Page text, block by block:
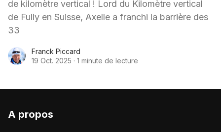
de kilomètre vertical ! Lord du Kilomètre vertical
de Fully en Suisse, Axelle a franchi la barrière des
33
Franck Piccard
19 Oct. 2025 · 1 minute de lecture
A propos